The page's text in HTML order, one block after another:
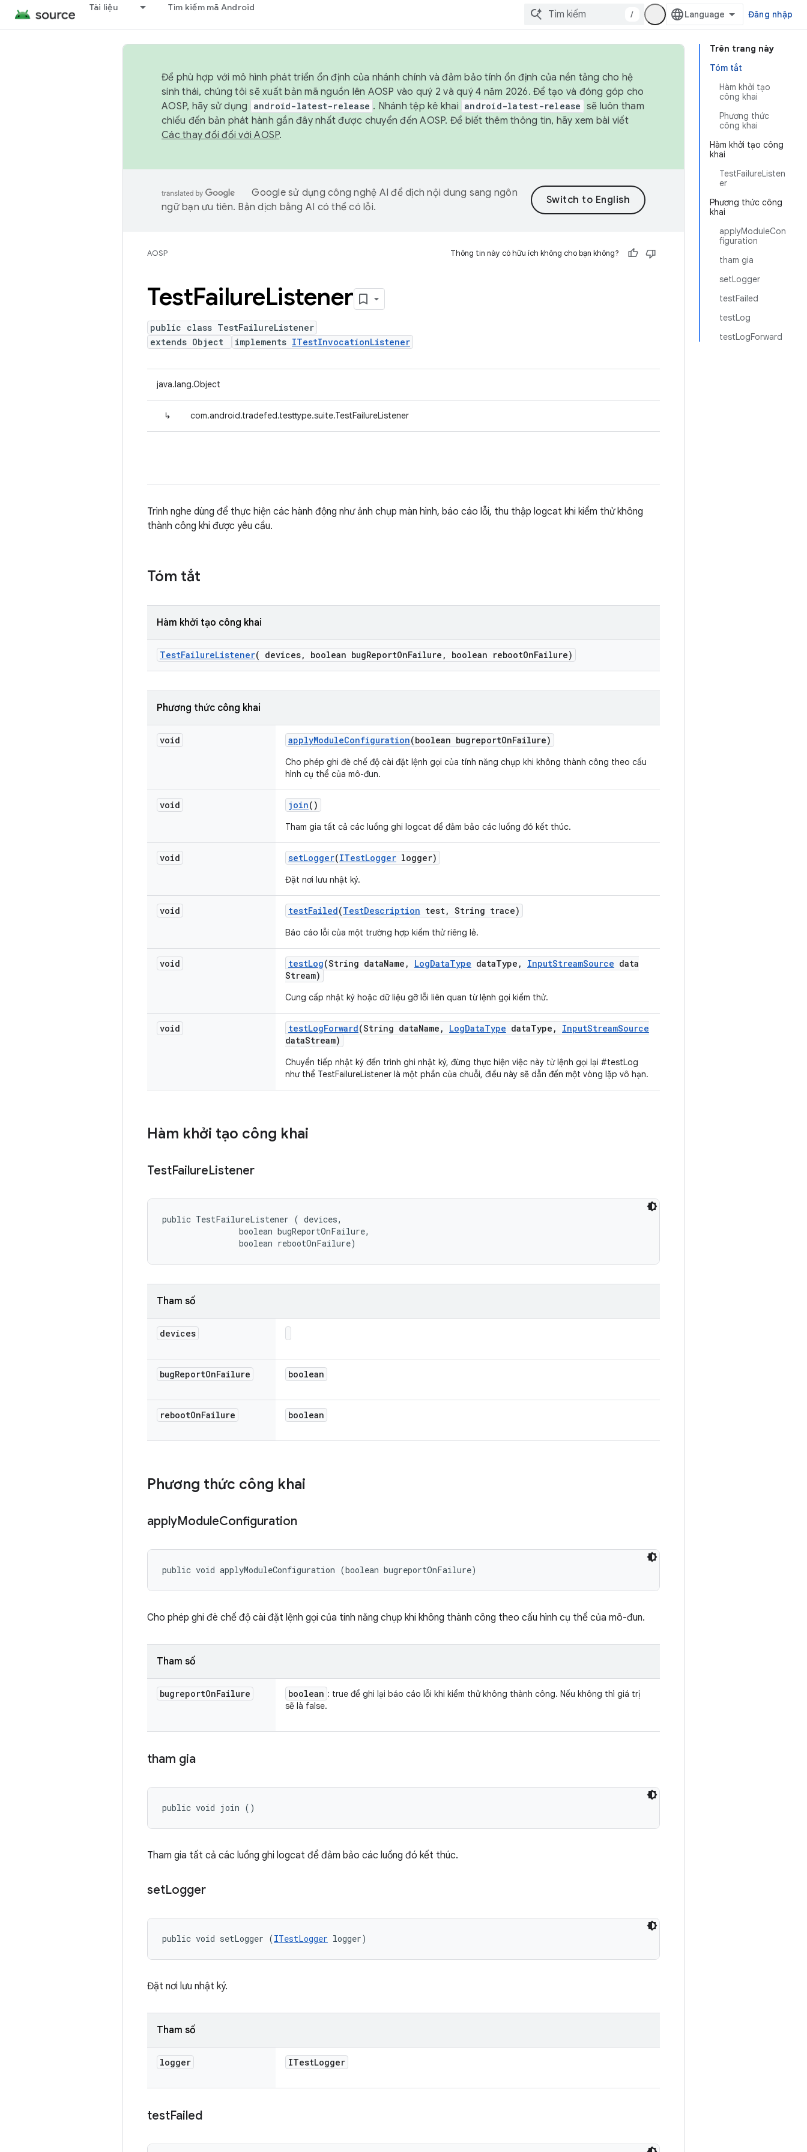
Tài liệu Tìm kiếm mã Android
/ Đăng nhập
Trên trang này
Tóm tắt
Hàm khởi tạo
công khai
Phương thức
công khai
Hàm khởi tạo công
khai
TestFailureListen
er
Phương thức công
khai
applyModuleCon
figuration
tham gia
setLogger
testFailed
testLog
testLogForward
Để phù hợp với mô hình phát triển ổn định của nhánh chính và đảm bảo tính ổn định của nền tảng cho hệ
sinh thái, chúng tôi sẽ xuất bản mã nguồn lên AOSP vào quý 2 và quý 4 năm 2026. Để tạo và đóng góp cho
AOSP, hãy sử dụng
android-latest-release . Nhánh tệp kê khai android-latest-release sẽ luôn tham
chiếu đến bản phát hành gần đây nhất được chuyển đến AOSP. Để biết thêm thông tin, hãy xem bài viết
Các thay đổi đối với AOSP.
Google sử dụng công nghệ AI để dịch nội dung sang ngôn
ngữ bạn ưu tiên. Bản dịch bằng AI có thể có lỗi.
AOSP Thông tin này có hữu ích không cho bạn không?
TestFailureListener
public class TestFailureListener
extends Object
implements ITestInvocationListener
java.lang.Object
↳ com.android.tradefed.testtype.suite.TestFailureListener
Trình nghe dùng để thực hiện các hành động như ảnh chụp màn hình, báo cáo lỗi, thu thập logcat khi kiểm thử không
thành công khi được yêu cầu.
Tóm tắt
Hàm khởi tạo công khai
TestFailureListener( devices, boolean bugReportOnFailure , boolean rebootOnFailure)
Phương thức công khai
void applyModuleConfiguration(boolean bugreportOnFailure)
Cho phép ghi đè chế độ cài đặt lệnh gọi của tính năng chụp khi không thành công theo cấu
hình cụ thể của mô-đun.
void join()
Tham gia tất cả các luồng ghi logcat để đảm bảo các luồng đó kết thúc.
void setLogger(ITestLogger logger)
Đặt nơi lưu nhật ký.
void testFailed(TestDescription test, String trace)
Báo cáo lỗi của một trường hợp kiểm thử riêng lẻ.
void testLog(String dataName , LogDataType dataType , InputStreamSource data
Stream)
Cung cấp nhật ký hoặc dữ liệu gỡ lỗi liên quan từ lệnh gọi kiểm thử.
void testLogForward(String dataName , LogDataType dataType , InputStreamSource
dataStream)
Chuyển tiếp nhật ký đến trình ghi nhật ký, đừng thực hiện việc này từ lệnh gọi lại #testLog
như thể TestFailureListener là một phần của chuỗi, điều này sẽ dẫn đến một vòng lặp vô hạn.
Hàm khởi tạo công khai
TestFailureListener
public TestFailureListener ( devices,
                boolean bugReportOnFailure,
                boolean rebootOnFailure)
Tham số
devices
bugReportOnFailure boolean
rebootOnFailure boolean
Phương thức công khai
applyModuleConfiguration
public void applyModuleConfiguration (boolean bugreportOnFailure)
Cho phép ghi đè chế độ cài đặt lệnh gọi của tính năng chụp khi không thành công theo cấu hình cụ thể của mô-đun.
Tham số
bugreportOnFailure boolean : true để ghi lại báo cáo lỗi khi kiểm thử không thành công. Nếu không thì giá trị
sẽ là false.
tham gia
public void join ()
Tham gia tất cả các luồng ghi logcat để đảm bảo các luồng đó kết thúc.
setLogger
public void setLogger (ITestLogger logger)
Đặt nơi lưu nhật ký.
Tham số
logger ITestLogger
testFailed